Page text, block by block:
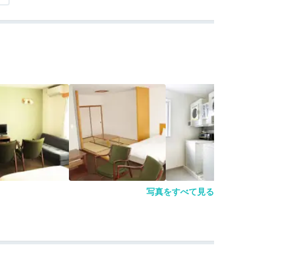
写真をすべて見る